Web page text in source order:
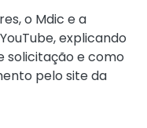
o Mdic e a
explicando
solicitação e como
pelo site da